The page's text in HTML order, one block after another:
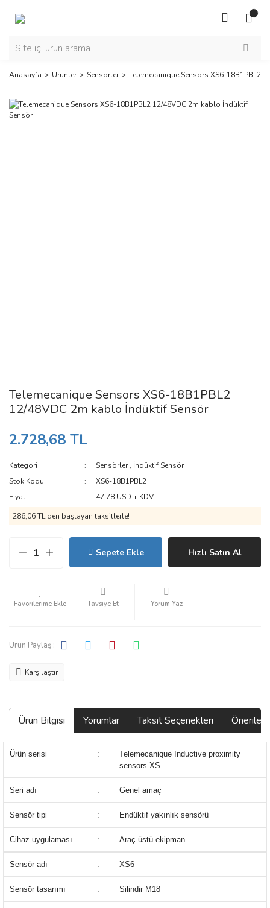
Anasayfa Ürünler Sensörler Telemecanique Sensors XS6-18B1PBL2
Telemecanique Sensors XS6-18B1PBL2
12/48VDC 2m kablo İndüktif Sensör
2.728,68 TL
Kategori Sensörler, İndüktif Sensör
Stok Kodu
XS6-18B1PBL2
Fiyat
47,78 USD + KDV
286,06 TL den başlayan taksitlerle!
Sepete Ekle Hızlı Satın Al
Tavsiye Et Yorum Yaz
Ürün Paylaş :
Karşılaştır
Ürün Bilgisi Yorumlar Taksit Seçenekleri
Ürün serisi :
Telemecanique Inductive proximity
sensors XS
Seri adı : Genel amaç
Sensör tipi : Endüktif yakınlık sensörü
Cihaz uygulaması : Araç üstü ekipman
Sensör adı : XS6
Sensör tasarımı : Silindir M18